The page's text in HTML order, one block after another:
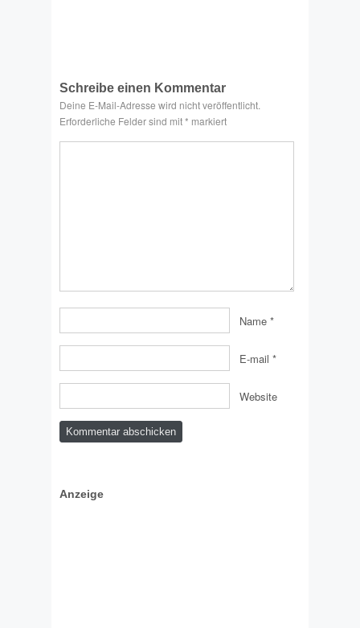
Schreibe einen Kommentar
Deine E-Mail-Adresse wird nicht veröffentlicht.
Erforderliche Felder sind mit* markiert
Name *
E-mail *
Website
Anzeige